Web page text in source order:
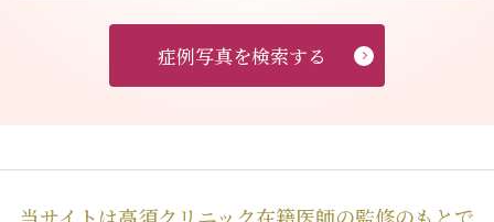
症例写真を検索する